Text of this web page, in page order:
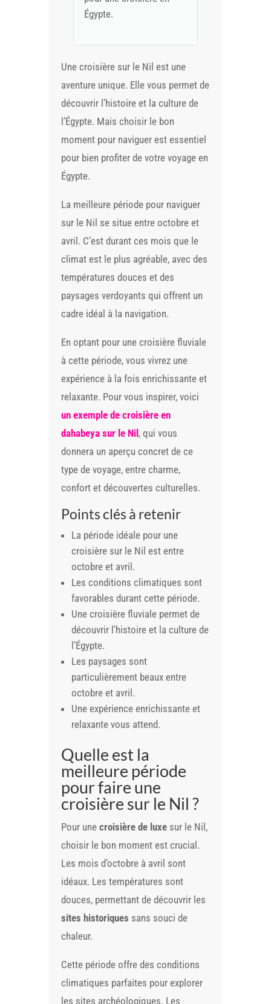
Égypte.
Une croisière sur le Nil est une
aventure unique. Elle vous permet de
découvrir l’histoire et la culture de
l’Égypte. Mais choisir le bon
moment pour naviguer est essentiel
pour bien profiter de votre voyage en
Égypte.
La meilleure période pour naviguer
sur le Nil se situe entre octobre et
avril. C’est durant ces mois que le
climat est le plus agréable, avec des
températures douces et des
paysages verdoyants qui offrent un
cadre idéal à la navigation.
En optant pour une croisière fluviale
à cette période, vous vivrez une
expérience à la fois enrichissante et
relaxante. Pour vous inspirer, voici
un exemple de croisière en
dahabeya sur le Nil , qui vous
donnera un aperçu concret de ce
type de voyage, entre charme,
confort et découvertes culturelles.
Points clés à retenir
La période idéale pour une
croisière sur le Nil est entre
octobre et avril.
Les conditions climatiques sont
favorables durant cette période.
Une croisière fluviale permet de
découvrir l’histoire et la culture de
l’Égypte.
Les paysages sont
particulièrement beaux entre
octobre et avril.
Une expérience enrichissante et
relaxante vous attend.
Quelle est la
meilleure période
pour faire une
croisière sur le Nil ?
Pour unecroisière de luxe sur le Nil,
choisir le bon moment est crucial.
Les mois d’octobre à avril sont
idéaux. Les températures sont
douces, permettant de découvrir les
sites historiques sans souci de
chaleur.
Cette période offre des conditions
climatiques parfaites pour explorer
les sites archéologiques. Les